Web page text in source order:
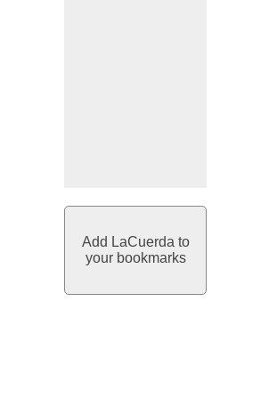
Add LaCuerda to
your bookmarks